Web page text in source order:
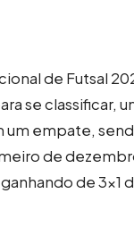
de Futsal
se classificar,
um empate,
de
de 3×1